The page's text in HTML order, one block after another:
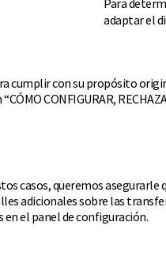
Para
adaptar el
cumplir con su propósito
CONFIGURAR,
casos, queremos asegurarle
adicionales sobre las
el panel de configuración.